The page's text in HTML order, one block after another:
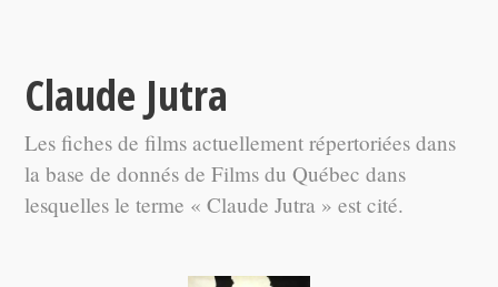
Claude Jutra
Les fiches de films actuellement répertoriées dans
la base de donnés de Films du Québec dans
lesquelles le terme « Claude Jutra » est cité.